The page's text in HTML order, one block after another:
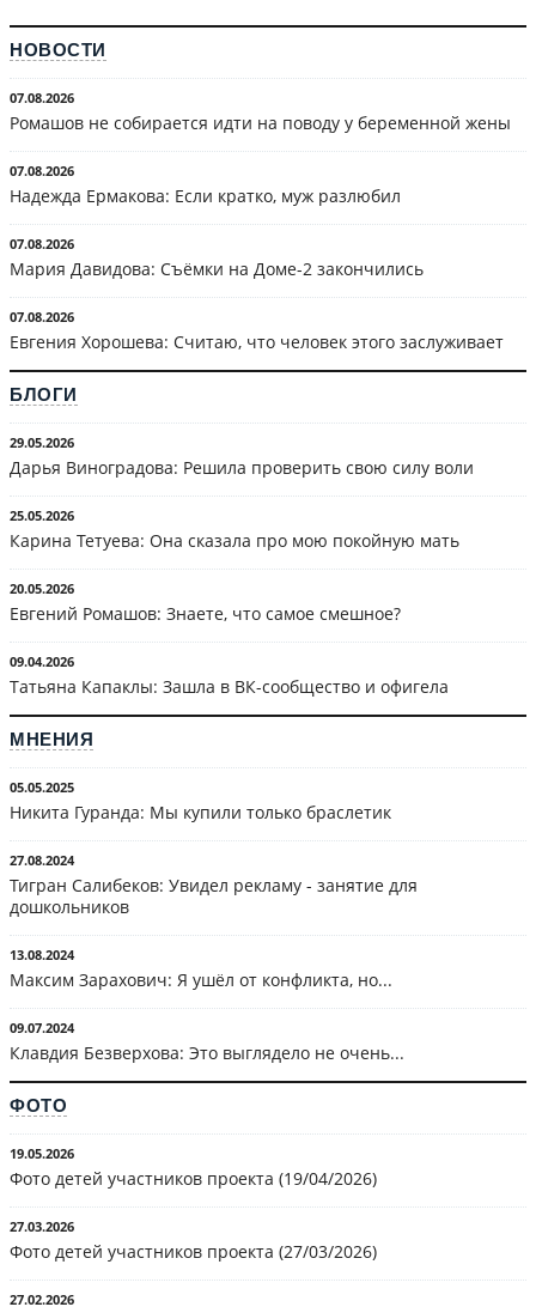
НОВОСТИ
07.08.2026
Ромашов не собирается идти на поводу у беременной жены
07.08.2026
Надежда Ермакова: Если кратко, муж разлюбил
07.08.2026
Мария Давидова: Съёмки на Доме-2 закончились
07.08.2026
Евгения Хорошева: Считаю, что человек этого заслуживает
БЛОГИ
29.05.2026
Дарья Виноградова: Решила проверить свою силу воли
25.05.2026
Карина Тетуева: Она сказала про мою покойную мать
20.05.2026
Евгений Ромашов: Знаете, что самое смешное?
09.04.2026
Татьяна Капаклы: Зашла в ВК-сообщество и офигела
МНЕНИЯ
05.05.2025
Никита Гуранда: Мы купили только браслетик
27.08.2024
Тигран Салибеков: Увидел рекламу - занятие для
дошкольников
13.08.2024
Максим Зарахович: Я ушёл от конфликта, но...
09.07.2024
Клавдия Безверхова: Это выглядело не очень...
ФОТО
19.05.2026
Фото детей участников проекта (19/04/2026)
27.03.2026
Фото детей участников проекта (27/03/2026)
27.02.2026